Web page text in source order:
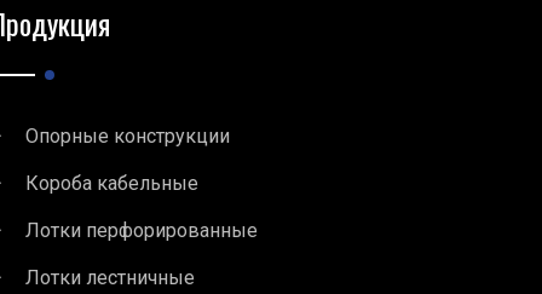
Опорные конструкции
Короба кабельные
Лотки перфорированные
Лотки лестничные